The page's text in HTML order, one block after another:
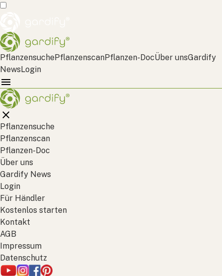
PflanzensuchePflanzenscanPflanzen-DocÜber unsGardify
NewsLogin
Pflanzensuche
Pflanzenscan
Pflanzen-Doc
Über uns
Gardify News
Login
Für Händler
Kostenlos starten
Kontakt
AGB
Impressum
Datenschutz